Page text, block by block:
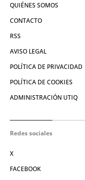
QUIÉNES SOMOS
CONTACTO
RSS
AVISO LEGAL
POLÍTICA DE PRIVACIDAD
POLÍTICA DE COOKIES
ADMINISTRACIÓN UTIQ
Redes sociales
X
FACEBOOK